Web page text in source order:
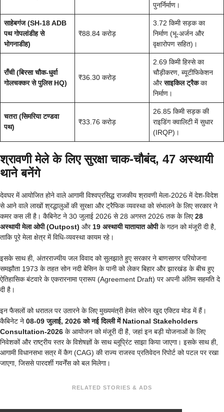
पुनर्निर्माण।
साहेबगंज (SH-18 ADB
पथ गोपलांडीह से
भोगनाडीह)
₹88.84 करोड़
3.72 किमी सड़क का
निर्माण (भू-अर्जन और
वृक्षारोपण सहित)।
राँची (बिरसा चौक-धुर्वा
गोलचक्कर से पुलिस HQ)
₹36.30 करोड़
2.69 किमी हिस्से का
चौड़ीकरण, ब्यूटीफिकेशन
औरसाइकिल ट्रैकका
निर्माण।
चतरा (सिमरिया टण्डवा
पथ)
₹33.76 करोड़
26.85 किमी सड़क की
राइडिंग क्वालिटी में सुधार
(IRQP)।
श्रावणी मेले के लिए सुरक्षा चाक-चौबंद, 47 अस्थायी
थाने बनेंगे
देवघर में आयोजित होने वाले आगामी विश्वप्रसिद्ध राजकीय श्रावणी मेला-2026 में देश-विदेश
से आने वाले लाखों श्रद्धालुओं की सुरक्षा और ट्रैफिक व्यवस्था को संभालने के लिए सरकार ने
कमर कस ली है। कैबिनेट ने 30 जुलाई 2026 से 28 अगस्त 2026 तक के लिए28
अस्थायी मेला ओपी (Outpost) और 19 अस्थायी यातायात ओपीके गठन को मंजूरी दी है,
ताकि पूरे मेला क्षेत्र में विधि-व्यवस्था कायम रहे।
इसके साथ ही, अंतरराज्यीय जल विवाद को सुलझाते हुए सरकार ने बाणसागर परियोजना
समझौता 1973 के तहत सोन नदी बेसिन के पानी को लेकर बिहार और झारखंड के बीच हुए
ऐतिहासिक बंटवारे के एकरारनामा प्रारूप (Agreement Draft) पर अपनी अंतिम सहमति दे
दी है।
इन फैसलों को धरातल पर उतारने के लिए मुख्यमंत्री हेमंत सोरेन खुद एक्टिव मोड में हैं।
कैबिनेट ने 08-09 जुलाई, 2026 को नई दिल्ली में National Stakeholders
Consultation-2026 के आयोजन को मंजूरी दी है, जहां इन बड़ी योजनाओं के लिए
निवेशकों और राष्ट्रीय स्तर के विशेषज्ञों के साथ ब्लूप्रिंट साझा किया जाएगा। इसके साथ ही,
आगामी विधानसभा सत्र में कैग (CAG) की राज्य राजस्व प्रतिवेदन रिपोर्ट को पटल पर रखा
जाएगा, जिससे पारदर्शी गवर्नेंस को बल मिलेगा।
RELATED STORIES & ADS